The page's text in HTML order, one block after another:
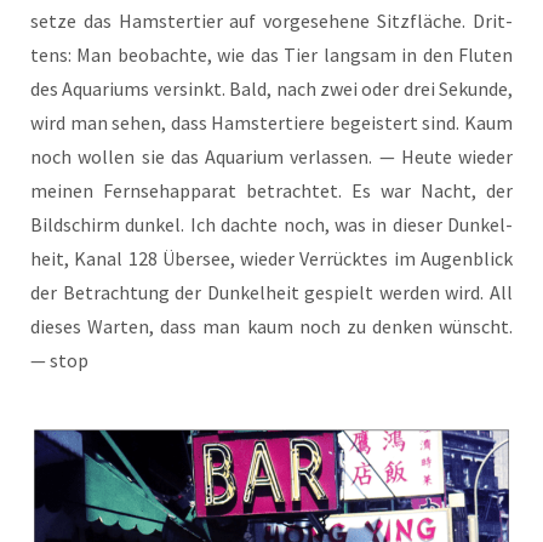
set­ze das Hams­ter­tier auf vor­ge­se­he­ne Sitz­flä­che. Drit­
tens: Man beob­ach­te, wie das Tier lang­sam in den Flu­ten
des Aqua­ri­ums ver­sinkt. Bald, nach zwei oder drei Sekun­de,
wird man sehen, dass Hams­ter­tie­re begeis­tert sind. Kaum
noch wol­len sie das Aqua­ri­um ver­las­sen. — Heu­te wie­der
mei­nen Fern­seh­ap­pa­rat betrach­tet. Es war Nacht, der
Bild­schirm dun­kel. Ich dach­te noch, was in die­ser Dun­kel­
heit, Kanal 128 Über­see, wie­der Ver­rück­tes im Augen­blick
der Betrach­tung der Dun­kel­heit gespielt wer­den wird. All
die­ses War­ten, dass man kaum noch zu den­ken wünscht.
— stop